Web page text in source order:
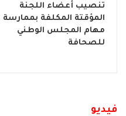
تنصيب أعضاء اللجنة
المؤقتة المكلفة بممارسة
مهام المجلس الوطني
للصحافة
فيديو